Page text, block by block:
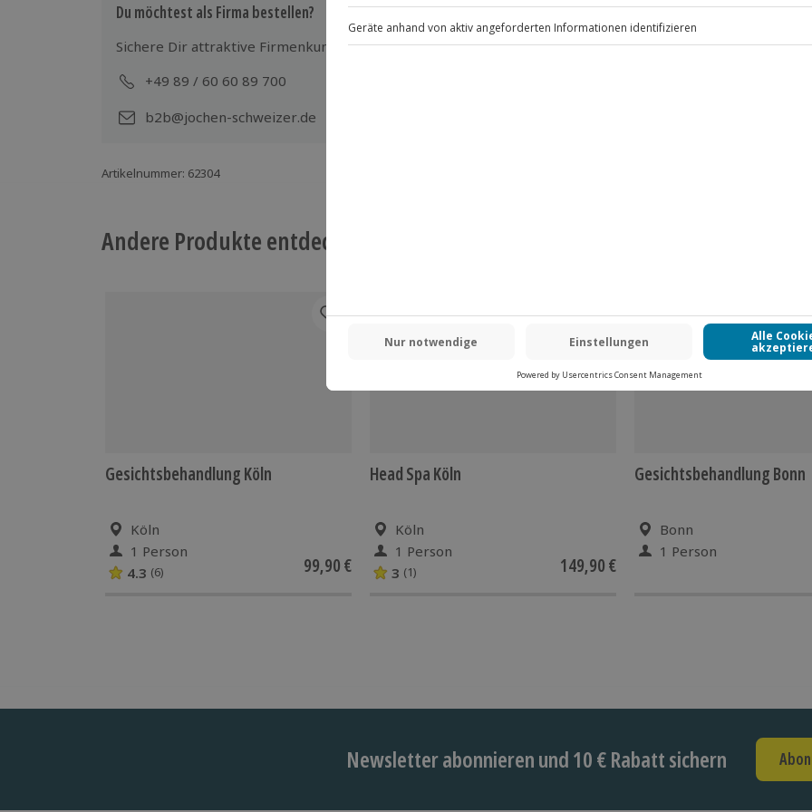
Keine Behandlung bei ansteckender Haut- oder Nagelerkrankungen
Du möchtest als Firma bestellen?
Sichere Dir attraktive Firmenkunden Vorteile.
+49 89 / 60 60 89 700
b2b@jochen-schweizer.de
Artikelnummer: 62304
Andere Produkte entdecken
Gesichtsbehandlung Köln
Köln
1 Person
4.3 (6) 99,90 €
Head Spa Köln
Köln
1 Person
3 (1) 149,90 €
Gesichtsbehandlung Bonn
Bonn
1 Person
Newsletter abonnieren und 10 € Rabatt sichern